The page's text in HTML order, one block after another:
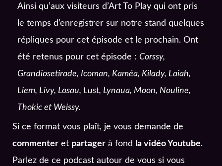
Ainsi qu’aux visiteurs d’Art To Play qui ont pris
le temps d’enregistrer sur notre stand quelques
répliques pour cet épisode et le prochain. Ont
été retenus pour cet épisode : Corssy,
Grandiosetirade, Icoman, Kaméa, Kilady, Laiah,
Liem, Livy, Losau, Lust, Lynaua, Moon, Nouline,
Thokic et Weissy.
Si ce format vous plaît, je vous demande de
commenter et partager à fond la vidéo Youtube.
Parlez de ce podcast autour de vous si vous